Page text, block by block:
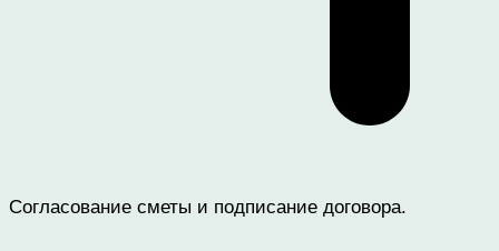
Согласование сметы и подписание договора.